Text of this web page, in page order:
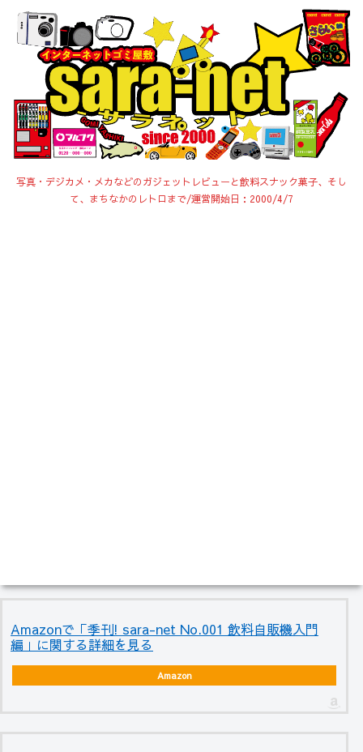
写真・デジカメ・メカなどのガジェットレビューと飲料スナック菓子、そし
て、まちなかのレトロまで/運営開始日：2000/4/7
Amazonで「季刊! sara-net No.001 飲料自販機入門
編」に関する詳細を見る
Amazon